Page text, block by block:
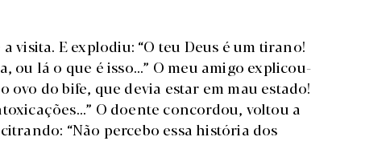
E explodiu: “O teu Deus é um tirano!
ou lá o que é isso...” O meu amigo explicou-
ovo do bife, que devia estar em mau estado!
O doente concordou, voltou a
“Não percebo essa história dos